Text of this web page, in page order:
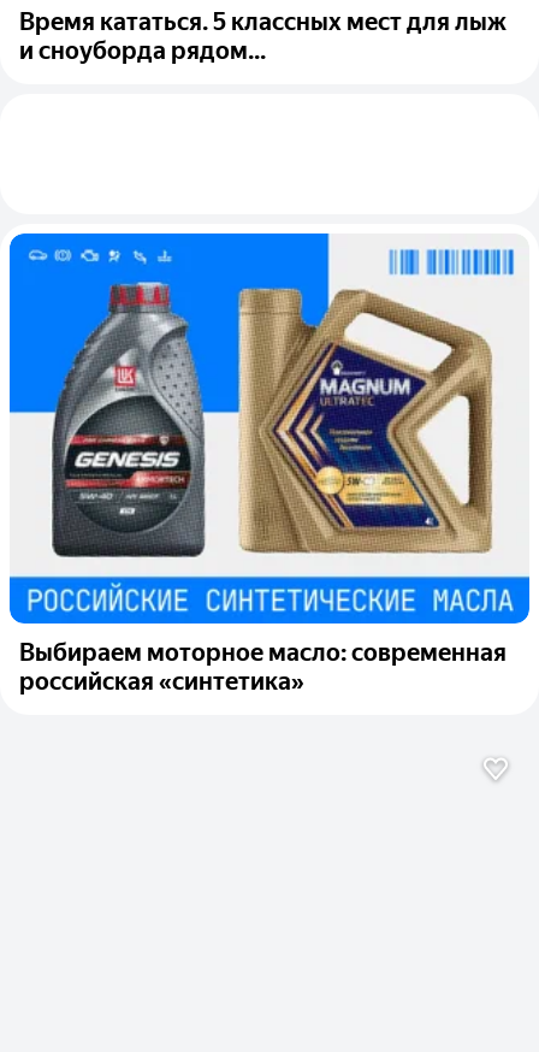
Время кататься. 5 классных мест для лыж
и сноуборда рядом...
Выбираем моторное масло: современная
российская «синтетика»